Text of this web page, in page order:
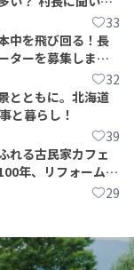
33
中を飛び回る！長
ターを募集しま
32
とともに。北海道
と暮らし！
39
れる古民家カフェ
年、リフォームか
29